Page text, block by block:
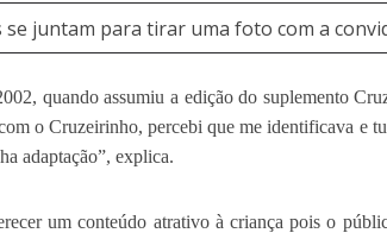
se juntam para tirar uma foto com a
quando assumiu a edição do suplemento
o Cruzeirinho, percebi que me identificava e
adaptação”, explica.
um conteúdo atrativo à criança pois o